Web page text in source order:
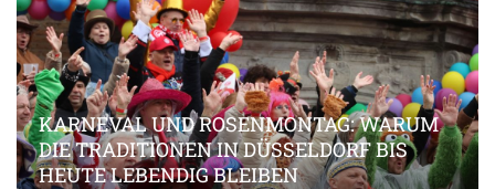
KARNEVAL UND ROSENMONTAG: WARUM
DIE TRADITIONEN IN DÜSSELDORF BIS
HEUTE LEBENDIG BLEIBEN